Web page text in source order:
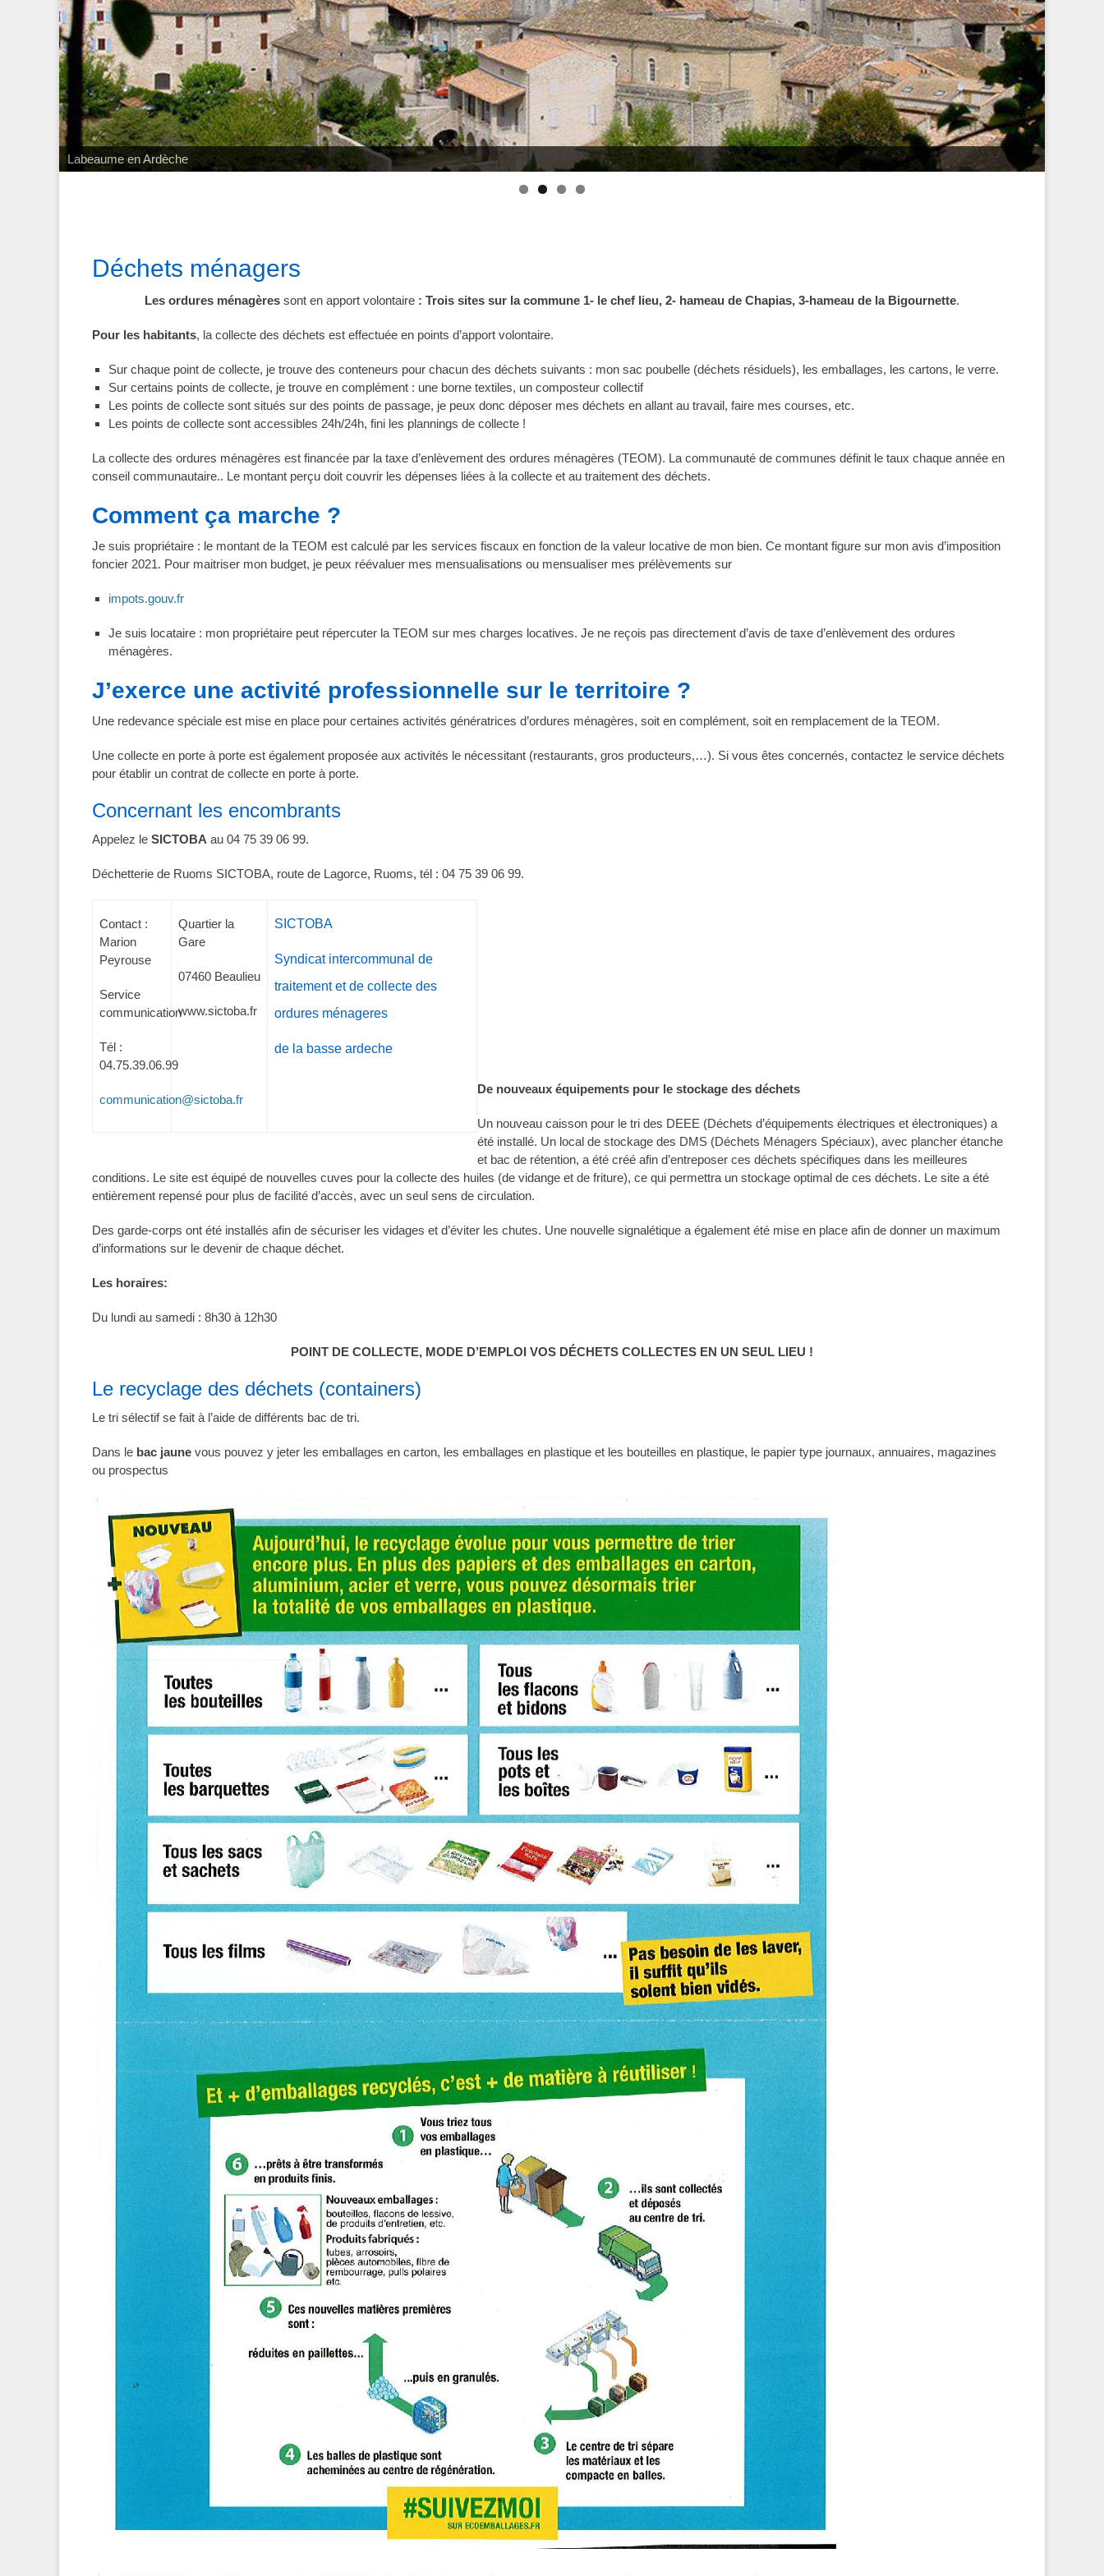
Labeaume ses falaises
Déchets ménagers
Les ordures ménagères sont en apport volontaire : Trois sites sur la commune 1- le chef lieu, 2- hameau de Chapias, 3-hameau de la Bigournette.
Pour les habitants, la collecte des déchets est effectuée en points d’apport volontaire.
Sur chaque point de collecte, je trouve des conteneurs pour chacun des déchets suivants : mon sac poubelle (déchets résiduels), les emballages, les cartons, le verre.
Sur certains points de collecte, je trouve en complément : une borne textiles, un composteur collectif
Les points de collecte sont situés sur des points de passage, je peux donc déposer mes déchets en allant au travail, faire mes courses, etc.
Les points de collecte sont accessibles 24h/24h, fini les plannings de collecte !
La collecte des ordures ménagères est financée par la taxe d’enlèvement des ordures ménagères (TEOM). La communauté de communes définit le taux chaque année en
conseil communautaire.. Le montant perçu doit couvrir les dépenses liées à la collecte et au traitement des déchets.
Comment ça marche ?
Je suis propriétaire : le montant de la TEOM est calculé par les services fiscaux en fonction de la valeur locative de mon bien. Ce montant figure sur mon avis d’imposition
foncier 2021. Pour maitriser mon budget, je peux réévaluer mes mensualisations ou mensualiser mes prélèvements sur
impots.gouv.fr
Je suis locataire : mon propriétaire peut répercuter la TEOM sur mes charges locatives. Je ne reçois pas directement d’avis de taxe d’enlèvement des ordures
ménagères.
J’exerce une activité professionnelle sur le territoire ?
Une redevance spéciale est mise en place pour certaines activités génératrices d’ordures ménagères, soit en complément, soit en remplacement de la TEOM.
Une collecte en porte à porte est également proposée aux activités le nécessitant (restaurants, gros producteurs,…). Si vous êtes concernés, contactez le service déchets
pour établir un contrat de collecte en porte à porte.
Concernant les encombrants
Appelez le SICTOBA au 04 75 39 06 99.
Déchetterie de Ruoms SICTOBA, route de Lagorce, Ruoms, tél : 04 75 39 06 99.
Contact :
Marion
Peyrouse
Service
communication
Tél :
04.75.39.06.99
communication@sictoba.fr
Quartier la
Gare
07460 Beaulieu
www.sictoba.fr
SICTOBA
Syndicat intercommunal de
traitement et de collecte des
ordures ménageres
de la basse ardeche
De nouveaux équipements pour le stockage des déchets
Un nouveau caisson pour le tri des DEEE (Déchets d’équipements électriques et électroniques) a
été installé. Un local de stockage des DMS (Déchets Ménagers Spéciaux), avec plancher étanche
et bac de rétention, a été créé afin d’entreposer ces déchets spécifiques dans les meilleures
conditions. Le site est équipé de nouvelles cuves pour la collecte des huiles (de vidange et de friture), ce qui permettra un stockage optimal de ces déchets. Le site a été
entièrement repensé pour plus de facilité d’accès, avec un seul sens de circulation.
Des garde-corps ont été installés afin de sécuriser les vidages et d’éviter les chutes. Une nouvelle signalétique a également été mise en place afin de donner un maximum
d’informations sur le devenir de chaque déchet.
Les horaires:
Du lundi au samedi : 8h30 à 12h30
POINT DE COLLECTE, MODE D’EMPLOI VOS DÉCHETS COLLECTES EN UN SEUL LIEU !
Le recyclage des déchets (containers)
Le tri sélectif se fait à l’aide de différents bac de tri.
Dans le bac jaune vous pouvez y jeter les emballages en carton, les emballages en plastique et les bouteilles en plastique, le papier type journaux, annuaires, magazines
ou prospectus